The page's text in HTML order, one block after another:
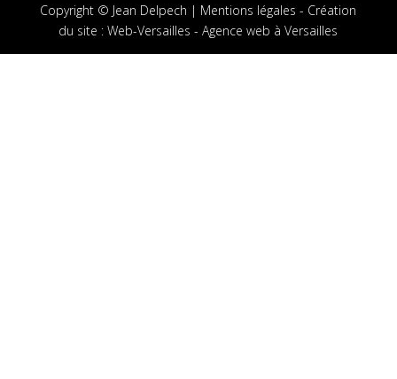
Copyright © Jean Delpech | Mentions légales - Création
du site :Web-Versailles - Agence web à Versailles